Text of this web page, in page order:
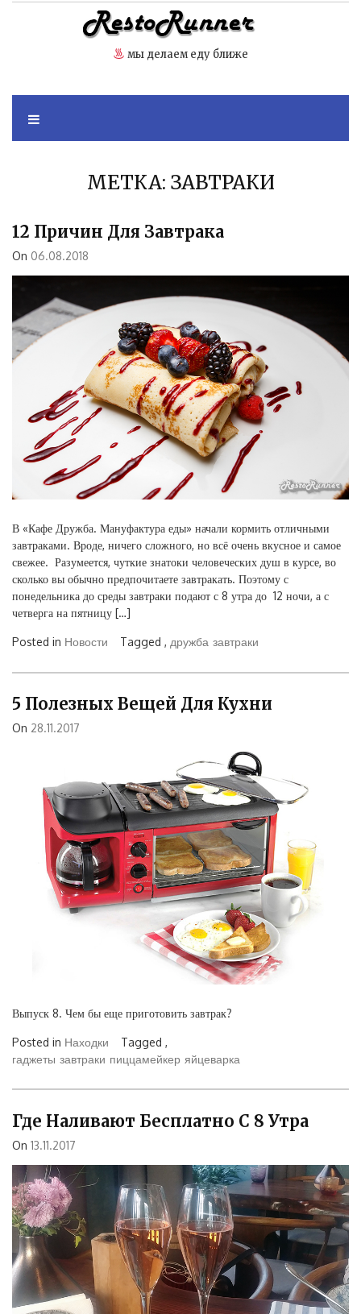
мы делаем еду ближе
МЕТКА: ЗАВТРАКИ
12 Причин Для Завтрака
On 06.08.2018
В «Кафе Дружба. Мануфактура еды» начали кормить отличными
завтраками. Вроде, ничего сложного, но всё очень вкусное и самое
свежее. Разумеется, чуткие знатоки человеческих душ в курсе, во
сколько вы обычно предпочитаете завтракать. Поэтому с
понедельника до среды завтраки подают с 8 утра до 12 ночи, а с
четверга на пятницу […]
Posted in Новости Tagged , дружба завтраки
5 Полезных Вещей Для Кухни
On 28.11.2017
Выпуск 8. Чем бы еще приготовить завтрак?
Posted in Находки
Tagged ,
гаджеты завтраки пиццамейкер яйцеварка
Где Наливают Бесплатно С 8 Утра
On 13.11.2017